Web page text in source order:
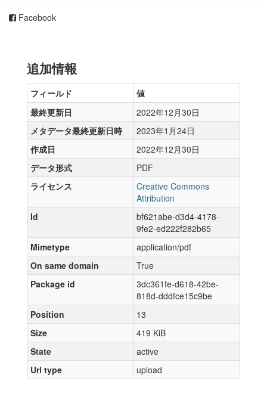
Facebook
追加情報
フィールド
値
最終更新日
2022年12月30日
メタデータ最終更新日時
2023年1月24日
作成日
2022年12月30日
データ形式
PDF
ライセンス
Creative Commons
Attribution
Id
bf621abe-d3d4-4178-
9fe2-ed222f282b65
Mimetype
application/pdf
On same domain
True
Package id
3dc361fe-d618-42be-
818d-dddfce15c9be
Position
13
Size
419 KiB
State
active
Url type
upload